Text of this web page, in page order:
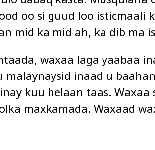
oo si guud loo isticmaali
mid ka mid ah, ka dib ma
waxaa laga yaabaa
inaad u
kuu helaan taas.
maxkamada. Waxaad